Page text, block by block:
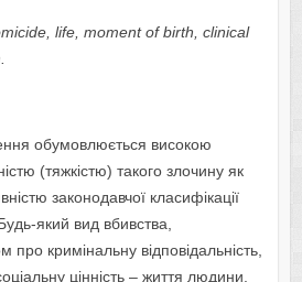
life, moment of birth, clinical
обумовлюється високою
(тяжкістю) такого злочину як
законодавчої класифікації
який вид вбивства,
кримінальну відповідальність,
цінність – життя людини.